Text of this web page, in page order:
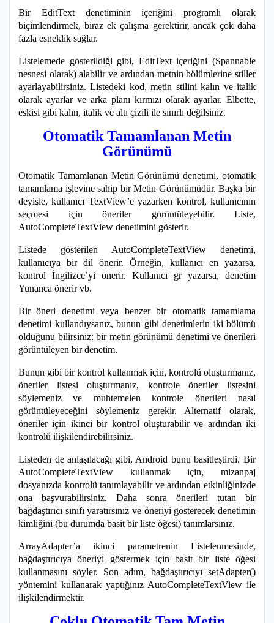
Bir EditText denetiminin içeriğini programlı olarak
biçimlendirmek, biraz ek çalışma gerektirir, ancak çok daha
fazla esneklik sağlar.
Listelemede gösterildiği gibi, EditText içeriğini (Spannable
nesnesi olarak) alabilir ve ardından metnin bölümlerine stiller
ayarlayabilirsiniz. Listedeki kod, metin stilini kalın ve italik
olarak ayarlar ve arka planı kırmızı olarak ayarlar. Elbette,
eskisi gibi kalın, italik ve altı çizili ile sınırlı değilsiniz.
Otomatik Tamamlanan Metin
Görünümü
Otomatik Tamamlanan Metin Görünümü denetimi, otomatik
tamamlama işlevine sahip bir Metin Görünümüdür. Başka bir
deyişle, kullanıcı TextView’e yazarken kontrol, kullanıcının
seçmesi için öneriler görüntüleyebilir. Liste,
AutoCompleteTextView denetimini gösterir.
Listede gösterilen AutoCompleteTextView denetimi,
kullanıcıya bir dil önerir. Örneğin, kullanıcı en yazarsa,
kontrol İngilizce’yi önerir. Kullanıcı gr yazarsa, denetim
Yunanca önerir vb.
Bir öneri denetimi veya benzer bir otomatik tamamlama
denetimi kullandıysanız, bunun gibi denetimlerin iki bölümü
olduğunu bilirsiniz: bir metin görünümü denetimi ve önerileri
görüntüleyen bir denetim.
Bunun gibi bir kontrol kullanmak için, kontrolü oluşturmanız,
öneriler listesi oluşturmanız, kontrole öneriler listesini
söylemeniz ve muhtemelen kontrole önerileri nasıl
görüntüleyeceğini söylemeniz gerekir. Alternatif olarak,
öneriler için ikinci bir kontrol oluşturabilir ve ardından iki
kontrolü ilişkilendirebilirsiniz.
Listeden de anlaşılacağı gibi, Android bunu basitleştirdi. Bir
AutoCompleteTextView kullanmak için, mizanpaj
dosyanızda kontrolü tanımlayabilir ve ardından etkinliğinizde
ona başvurabilirsiniz. Daha sonra önerileri tutan bir
bağdaştırıcı sınıfı yaratırsınız ve öneriyi gösterecek denetimin
kimliğini (bu durumda basit bir liste öğesi) tanımlarsınız.
ArrayAdapter’a ikinci parametrenin Listelenmesinde,
bağdaştırıcıya öneriyi göstermek için basit bir liste öğesi
kullanmasını söyler. Son adım, bağdaştırıcıyı setAdapter()
yöntemini kullanarak yaptığınız AutoCompleteTextView ile
ilişkilendirmektir.